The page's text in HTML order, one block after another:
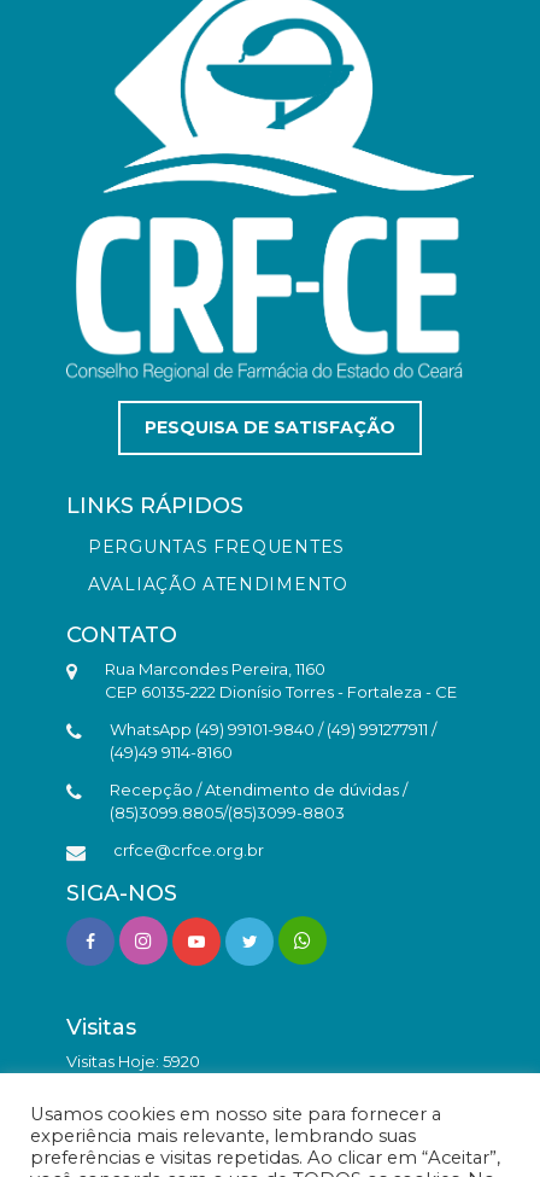
PESQUISA DE SATISFAÇÃO
LINKS RÁPIDOS
PERGUNTAS FREQUENTES
AVALIAÇÃO ATENDIMENTO
CONTATO
Rua Marcondes Pereira, 1160
CEP 60135-222 Dionísio Torres - Fortaleza - CE
WhatsApp (49) 99101-9840 / (49) 991277911 /
(49)49 9114-8160
Recepção / Atendimento de dúvidas /
(85)3099.8805/(85)3099-8803
crfce@crfce.org.br
SIGA-NOS
Visitas
Visitas Hoje: 5920
Usamos cookies em nosso site para fornecer a
experiência mais relevante, lembrando suas
preferências e visitas repetidas. Ao clicar em “Aceitar”,